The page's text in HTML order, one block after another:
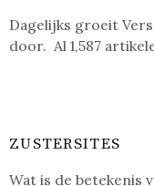
Dagelijks groeit
door. Al1,587
ZUSTERSITES
Wat is de betekenis